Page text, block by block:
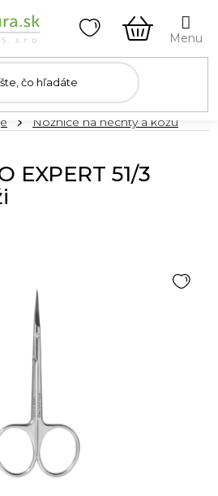
KOŠÍK
Nožnice na nechty a kožu
EXPERT 51/3